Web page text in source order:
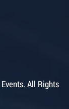
All Rights